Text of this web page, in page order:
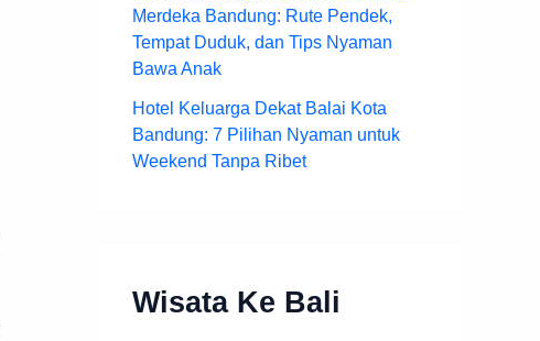
Merdeka Bandung: Rute Pendek,
Tempat Duduk, dan Tips Nyaman
Bawa Anak
Hotel Keluarga Dekat Balai Kota
Bandung: 7 Pilihan Nyaman untuk
Weekend Tanpa Ribet
Wisata Ke Bali